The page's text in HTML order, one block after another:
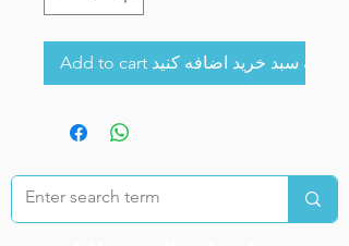
Add to cart به سبد خرید اضافه کنید